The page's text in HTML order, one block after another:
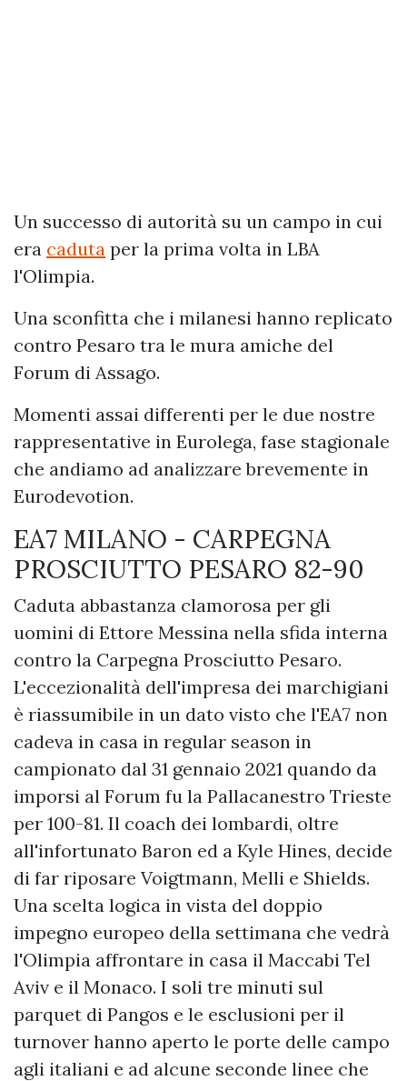
Un successo di autorità su un campo in cui
era caduta per la prima volta in LBA
l'Olimpia.
Una sconfitta che i milanesi hanno replicato
contro Pesaro tra le mura amiche del
Forum di Assago.
Momenti assai differenti per le due nostre
rappresentative in Eurolega, fase stagionale
che andiamo ad analizzare brevemente in
Eurodevotion.
EA7 MILANO - CARPEGNA
PROSCIUTTO PESARO 82-90
Caduta abbastanza clamorosa per gli
uomini di Ettore Messina nella sfida interna
contro la Carpegna Prosciutto Pesaro.
L'eccezionalità dell'impresa dei marchigiani
è riassumibile in un dato visto che l'EA7 non
cadeva in casa in regular season in
campionato dal 31 gennaio 2021 quando da
imporsi al Forum fu la Pallacanestro Trieste
per 100-81. Il coach dei lombardi, oltre
all'infortunato Baron ed a Kyle Hines, decide
di far riposare Voigtmann, Melli e Shields.
Una scelta logica in vista del doppio
impegno europeo della settimana che vedrà
l'Olimpia affrontare in casa il Maccabi Tel
Aviv e il Monaco. I soli tre minuti sul
parquet di Pangos e le esclusioni per il
turnover hanno aperto le porte delle campo
agli italiani e ad alcune seconde linee che